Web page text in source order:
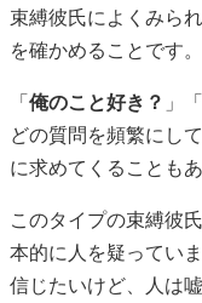
束縛彼氏によくみら
を確かめることです。
「俺のこと好き？ 」「
どの質問を頻繁にし
に求めてくることもあ
このタイプの束縛彼
本的に人を疑ってい
信じたいけど、人は